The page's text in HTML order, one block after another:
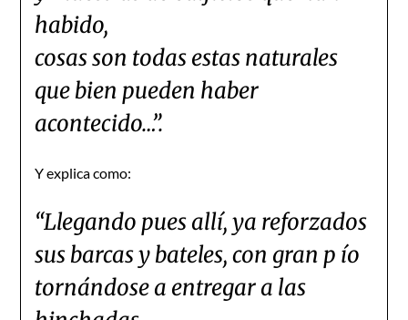
habido,
cosas son todas estas naturales
que bien pueden haber
acontecido…”.
Y explica como:
“Llegando pues allí, ya reforzados
sus barcas y bateles, con gran p ío
tornándose a entregar a las